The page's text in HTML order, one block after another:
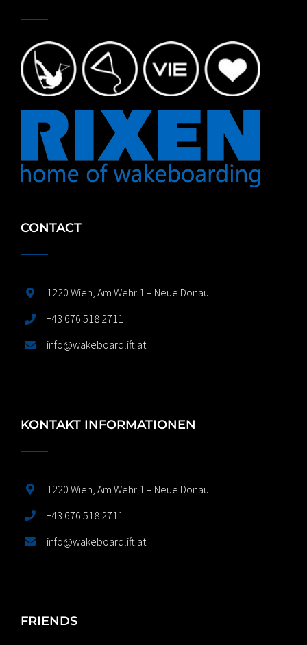
CONTACT
1220 Wien, Am Wehr 1 – Neue Donau
+43 676 518 2711
info@wakeboardlift.at
KONTAKT INFORMATIONEN
1220 Wien, Am Wehr 1 – Neue Donau
+43 676 518 2711
info@wakeboardlift.at
FRIENDS